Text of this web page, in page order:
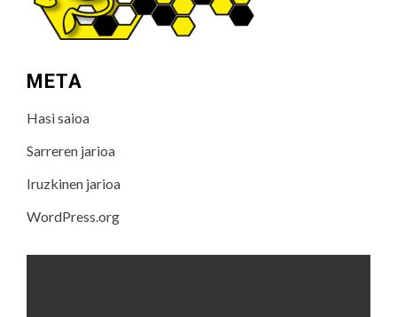
META
Hasi saioa
Sarreren jarioa
Iruzkinen jarioa
WordPress.org